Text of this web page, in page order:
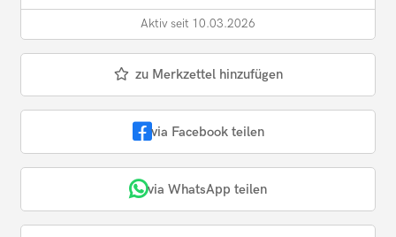
Aktiv seit 10.03.2026
zu Merkzettel hinzufügen
via Facebook teilen
via WhatsApp teilen